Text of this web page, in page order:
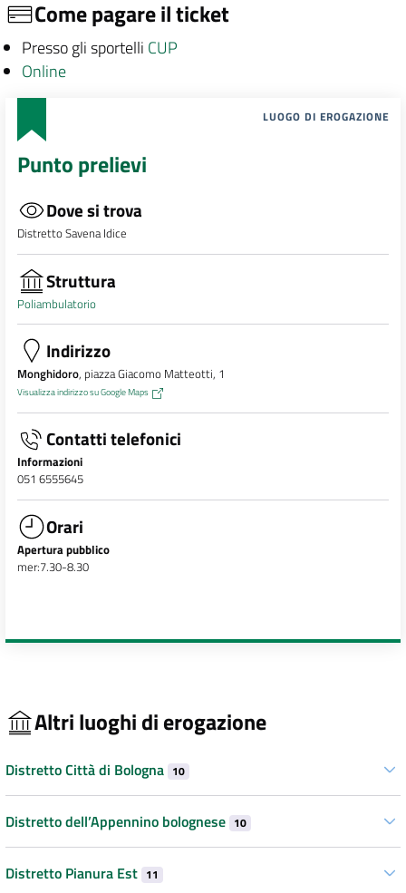
Come pagare il ticket
Presso gli sportelli CUP
Online
LUOGO DI EROGAZIONE
Punto prelievi
Dove si trova
Distretto Savena Idice
Struttura
Poliambulatorio
Indirizzo
Monghidoro, piazza Giacomo Matteotti, 1
Visualizza indirizzo su Google Maps
Contatti telefonici
Informazioni
051 6555645
Orari
Apertura pubblico
mer:7.30-8.30
Altri luoghi di erogazione
Distretto Città di Bologna 10
Distretto dell’Appennino bolognese 10
Distretto Pianura Est 11